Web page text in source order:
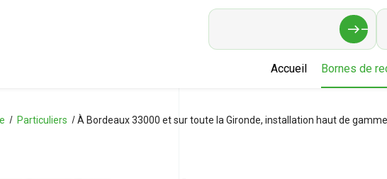
ENERGIE & HABITAT
easteast
Accueil Bornes de
Particuliers
À Bordeaux 33000 et sur toute la Gironde, installation haut de